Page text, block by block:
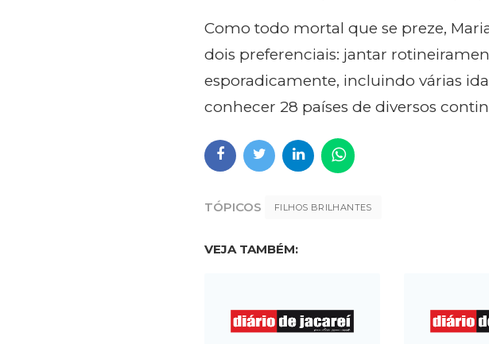
Como todo mortal que se preze,
dois preferenciais: jantar
esporadicamente, incluindo várias
conhecer 28 países de diversos
TÓPICOS FILHOS BRILHANTES
VEJA TAMBÉM: